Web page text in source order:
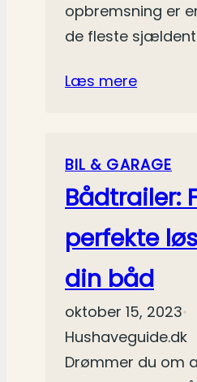
opbremsning er
de fleste
Læs mere
BIL & GARAGE
Bådtrailer:
perfekte
din båd
oktober 15, 2023•
Hushaveguide.dk
Drømmer du om